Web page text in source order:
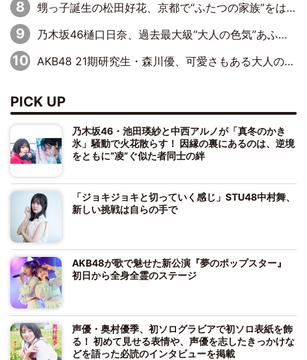
甥っ子誕生の松田好花、京都で“ふたつの家族”をはしご！ “母”黒谷友香に見送られ、“父”松岡昌宏とはハシゴ酒
乃木坂46樋口日奈、過去最大級“大人の色気”あふれる入浴姿披露
AKB48 21期研究生・森川優、可愛さもある大人の女性に
PICK UP
乃木坂46・池田瑛紗と中西アルノが「真冬のかき
氷」騒動で火花散らす！ 因縁の裏にあるのは、逆境
をともに“凌”ぐ似た者同士の絆
「ジョキジョキと切っていく感じ」STU48中村舞、
新しい挑戦は自らの手で
AKB48が歌で魅せた新公演『夢のポップスター』
初日から全身全霊のステージ
声優・奥村優季、初ソログラビアで初ソロ表紙を飾
る！ 初めて見せる表情や、声優を志したきっかけな
どを語った必読のインタビューを掲載